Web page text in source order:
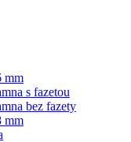
mm
s fazetou
bez fazety
mm